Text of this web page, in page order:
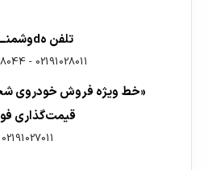
تلفن هdوشمنــــد :
02191028011
-
«خط ویژه فروش خودروی
قیمت‌گذاری
02191027011